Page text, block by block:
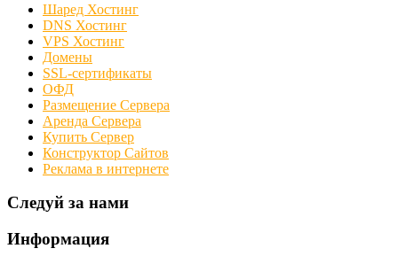
Шаред Хостинг
DNS Хостинг
VPS Хостинг
Домены
SSL-сертификаты
ОФД
Размещение Сервера
Аренда Сервера
Купить Сервер
Конструктор Сайтов
Реклама в интернете
Следуй за нами
Информация